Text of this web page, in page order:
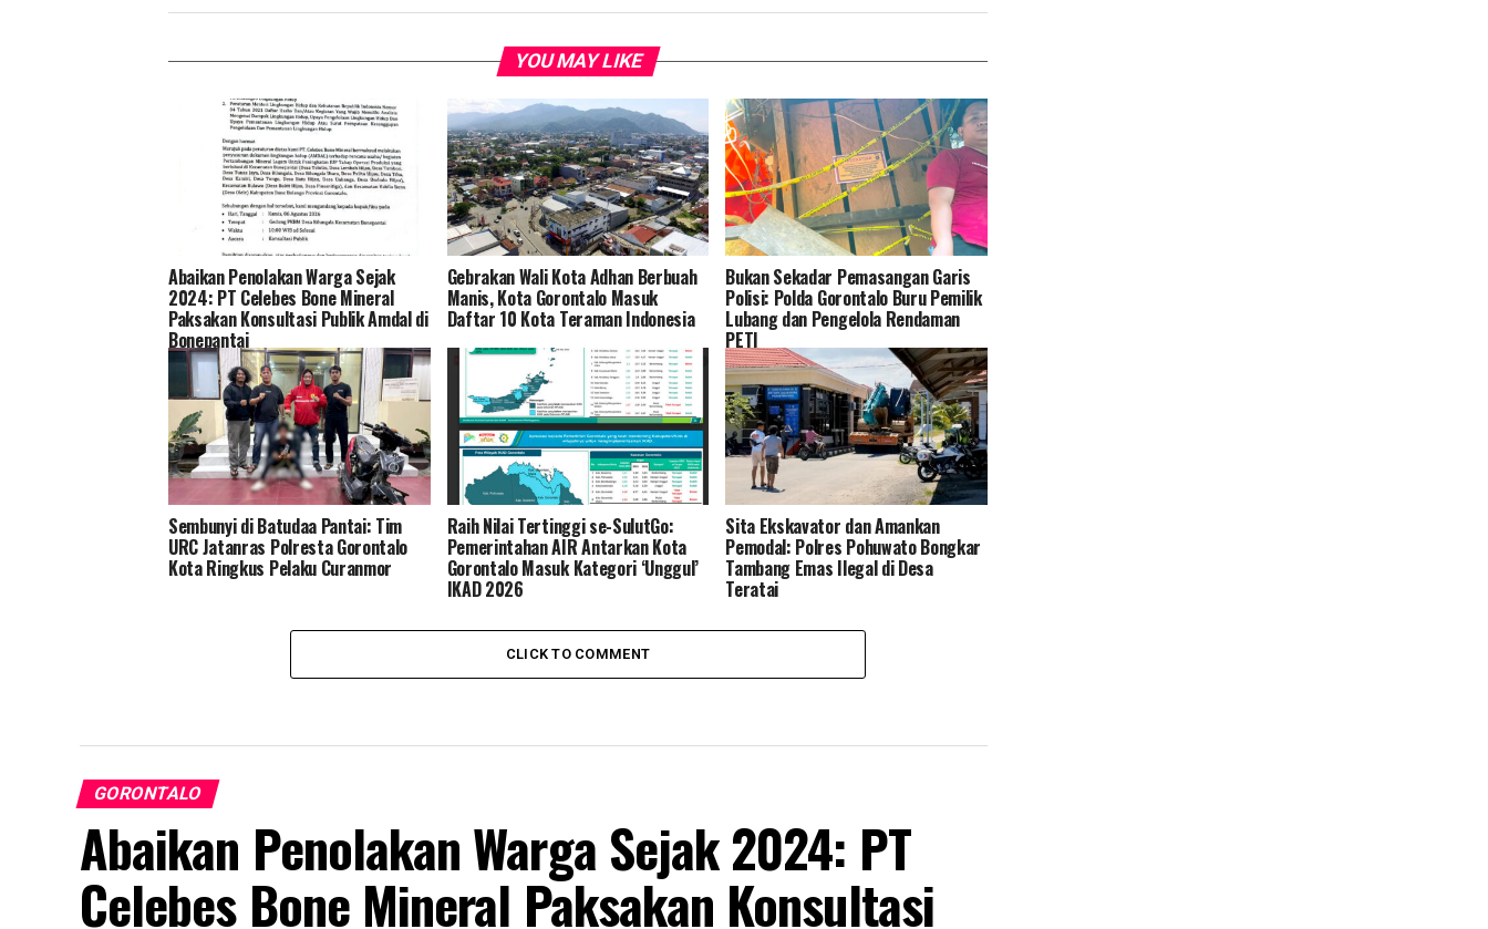
YOU MAY LIKE
Abaikan Penolakan Warga Sejak
2024: PT Celebes Bone Mineral
Paksakan Konsultasi Publik Amdal di
Bonepantai
Gebrakan Wali Kota Adhan Berbuah
Manis, Kota Gorontalo Masuk
Daftar 10 Kota Teraman Indonesia
Bukan Sekadar Pemasangan Garis
Polisi: Polda Gorontalo Buru Pemilik
Lubang dan Pengelola Rendaman
PETI
Sembunyi di Batudaa Pantai: Tim
URC Jatanras Polresta Gorontalo
Kota Ringkus Pelaku Curanmor
Raih Nilai Tertinggi se-SulutGo:
Pemerintahan AIR Antarkan Kota
Gorontalo Masuk Kategori ‘Unggul’
IKAD 2026
Sita Ekskavator dan Amankan
Pemodal: Polres Pohuwato Bongkar
Tambang Emas Ilegal di Desa
Teratai
CLICK TO COMMENT
GORONTALO
Abaikan Penolakan Warga Sejak 2024: PT
Celebes Bone Mineral Paksakan Konsultasi